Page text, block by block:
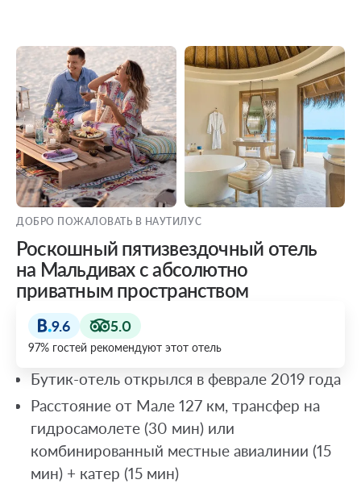
ДОБРО ПОЖАЛОВАТЬ В НАУТИЛУС
Роскошный пятизвездочный отель
на Мальдивах с абсолютно
приватным пространством
9.6 5.0
97% гостей рекомендуют этот отель
Бутик-отель открылся в феврале 2019 года
Расстояние от Мале 127 км, трансфер на
гидросамолете (30 мин) или
комбинированный местные авиалинии (15
мин) + катер (15 мин)